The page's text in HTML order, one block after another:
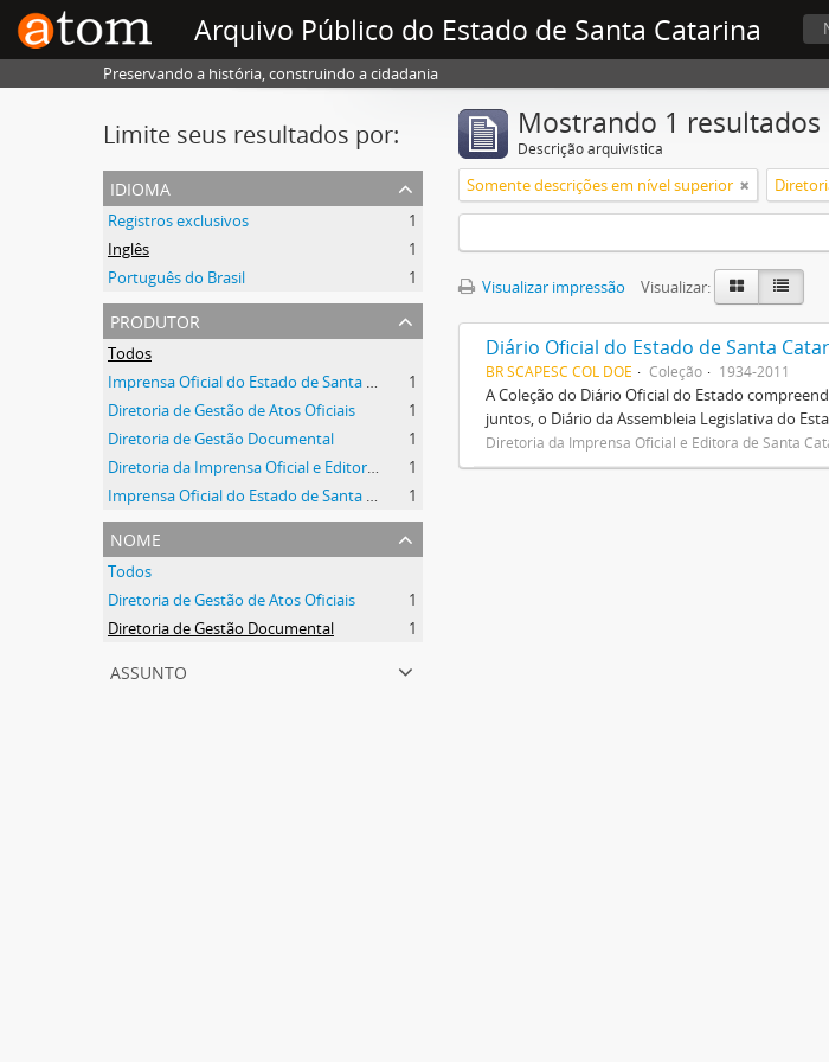
Arquivo Público do Estado de Santa Catarina
Preservando a história, construindo a cidadania
Limite seus resultados por:
idioma
Registros exclusivos
1
Inglês
1
Português do Brasil
1
produtor
Todos
Imprensa Oficial do Estado de Santa Catarina
1
Diretoria de Gestão de Atos Oficiais
1
Diretoria de Gestão Documental
1
Diretoria da Imprensa Oficial e Editora de Santa Catarina
1
Imprensa Oficial do Estado de Santa Catarina S/A
1
nome
Todos
Diretoria de Gestão de Atos Oficiais
1
Diretoria de Gestão Documental
1
assunto
Mostrando 1 resultados
Descrição arquivística
Somente descrições em nível superior
Visualizar impressão Visualizar:
Diário Oficial do Estado de Santa
BR SCAPESC COL DOE Coleção 1934-2011
A Coleção do Diário Oficial do Estado
juntos, o Diário da Assembleia Legislativa do
Diretoria da Imprensa Oficial e Editora de Santa